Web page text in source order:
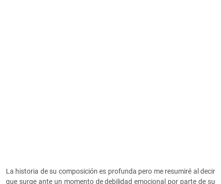
La historia de su composición es profunda pero me resumiré al decir
que surge ante un momento de debilidad emocional por parte de su